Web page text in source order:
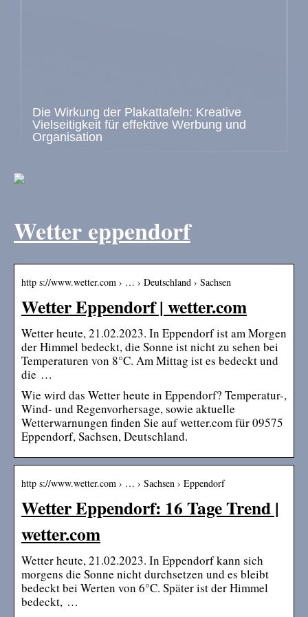
Die Wirkung der Plakattafeln: Kreative
Vielseitigkeit für effektive Werbung und
Organisation
Wetter eppendorf
http s://www.wetter.com › … › Deutschland › Sachsen
Wetter Eppendorf | wetter.com
Wetter heute, 21.02.2023. In Eppendorf ist am Morgen
der Himmel bedeckt, die Sonne ist nicht zu sehen bei
Temperaturen von 8°C. Am Mittag ist es bedeckt und
die …
Wie wird das Wetter heute in Eppendorf? Temperatur-,
Wind- und Regenvorhersage, sowie aktuelle
Wetterwarnungen finden Sie auf wetter.com für 09575
Eppendorf, Sachsen, Deutschland.
http s://www.wetter.com › … › Sachsen › Eppendorf
Wetter Eppendorf: 16 Tage Trend |
wetter.com
Wetter heute, 21.02.2023. In Eppendorf kann sich
morgens die Sonne nicht durchsetzen und es bleibt
bedeckt bei Werten von 6°C. Später ist der Himmel
bedeckt, …